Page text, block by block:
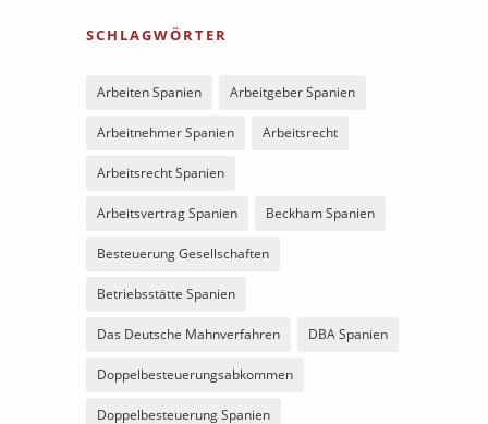
SCHLAGWÖRTER
Arbeiten Spanien Arbeitgeber Spanien
Arbeitnehmer Spanien Arbeitsrecht
Arbeitsrecht Spanien
Arbeitsvertrag Spanien Beckham Spanien
Besteuerung Gesellschaften
Betriebsstätte Spanien
Das Deutsche Mahnverfahren DBA Spanien
Doppelbesteuerungsabkommen
Doppelbesteuerung Spanien